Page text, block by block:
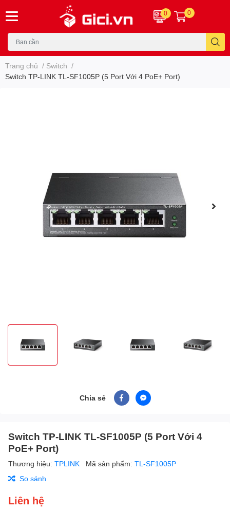
0 0
Trang chủ / Switch /
Switch TP-LINK TL-SF1005P (5 Port Với 4 PoE+ Port)
Chia sẻ
Switch TP-LINK TL-SF1005P (5 Port Với 4
PoE+ Port)
Thương hiệu: TPLINK Mã sản phẩm: TL-SF1005P
So sánh
Liên hệ